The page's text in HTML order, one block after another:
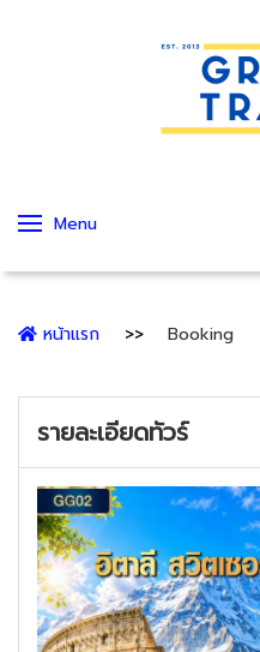
Menu
หน้าแรก Booking
รายละเอียดทัวร์